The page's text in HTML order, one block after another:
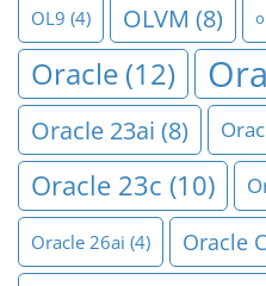
OL9 (4) OLVM (8)
Oracle (12)
Oracle 23ai (8)
Oracle 23c (10)
Oracle 26ai (4) Oracle